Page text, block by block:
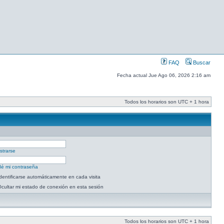
FAQ Buscar
Fecha actual Jue Ago 06, 2026 2:16 am
Todos los horarios son UTC + 1 hora
mi contraseña
automáticamente en cada visita
mi estado de conexión en esta sesión
Todos los horarios son UTC + 1 hora